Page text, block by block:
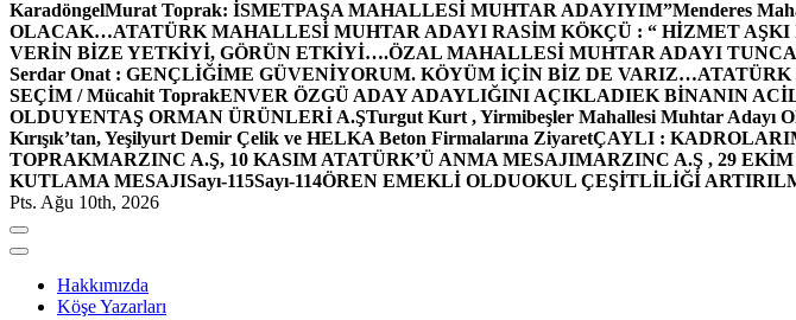
KaradöngelMurat Toprak: İSMETPAŞA MAHALLESİ MUHTAR ADAYIYIM”Menderes
OLACAK…ATATÜRK MAHALLESİ MUHTAR ADAYI RASİM KÖKÇÜ : “ HİZMET
VERİN BİZE YETKİYİ, GÖRÜN ETKİYİ….ÖZAL MAHALLESİ MUHTAR ADAYI
Serdar Onat : GENÇLİĞİME GÜVENİYORUM. KÖYÜM İÇİN BİZ DE VARIZ…
SEÇİM / Mücahit ToprakENVER ÖZGÜ ADAY ADAYLIĞINI AÇIKLADIEK BİNANIN
OLDUYENTAŞ ORMAN ÜRÜNLERİ A.ŞTurgut Kurt , Yirmibeşler Mahallesi Muhtar Adayı
Kırışık’tan, Yeşilyurt Demir Çelik ve HELKA Beton Firmalarına ZiyaretÇAYLI :
TOPRAKMARZINC A.Ş, 10 KASIM ATATÜRK’Ü ANMA MESAJIMARZINC A.Ş , 29
KUTLAMA MESAJISayı-115Sayı-114ÖREN EMEKLİ OLDUOKUL ÇEŞİTLİLİĞİ
Pts. Ağu 10th, 2026
Hakkımızda
Köşe Yazarları